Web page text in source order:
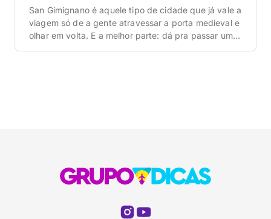
San Gimignano é aquele tipo de cidade que já vale a
viagem só de a gente atravessar a porta medieval e
olhar em volta. E a melhor parte: dá pra passar um